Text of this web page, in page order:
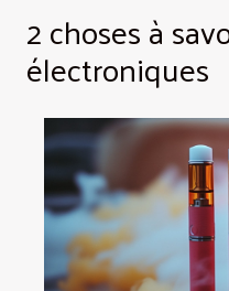
2 choses à
électroniques